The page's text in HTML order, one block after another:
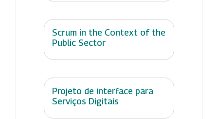
Scrum in the Context of the
Public Sector
Projeto de interface para
Serviços Digitais